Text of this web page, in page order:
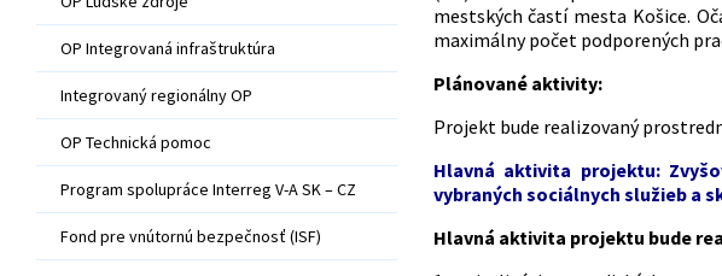
OP Integrovaná infraštruktúra
Integrovaný regionálny OP
OP Technická pomoc
Program spolupráce Interreg V-A SK – CZ
Fond pre vnútornú bezpečnosť (ISF)
mestských častí mesta Košice.
maximálny počet podporených
Plánované aktivity:
Projekt bude realizovaný
Hlavná aktivita projektu:
vybraných sociálnych služieb a
Hlavná aktivita projektu bude